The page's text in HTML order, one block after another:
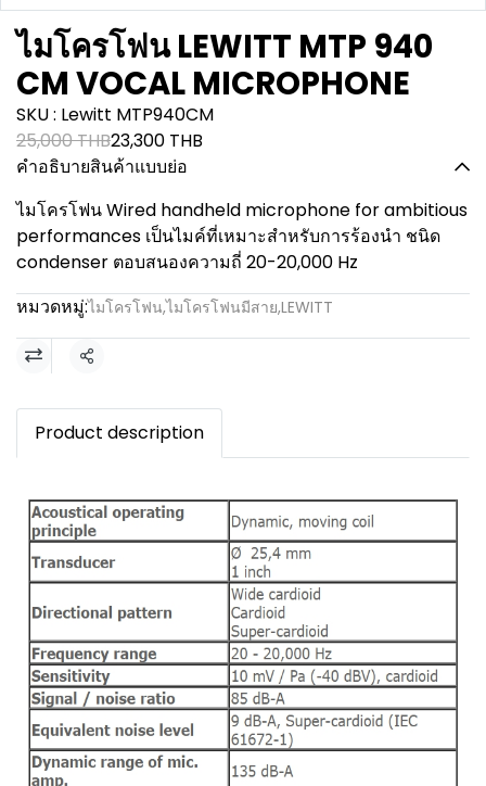
ไมโครโฟน LEWITT MTP 940
CM VOCAL MICROPHONE
SKU : Lewitt MTP940CM
25,000 THB23,300 THB
คำอธิบายสินค้าแบบย่อ
ไมโครโฟน Wired handheld microphone for ambitious
performances เป็นไมค์ที่เหมาะสำหรับการร้องนำ ชนิด
condenser ตอบสนองความถี่ 20-20,000 Hz
หมวดหมู่:ไมโครโฟน,ไมโครโฟนมีสาย,LEWITT
แชร์
Product description